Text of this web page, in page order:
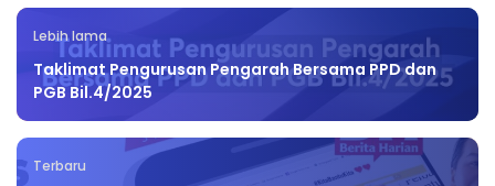
Lebih lama
Taklimat Pengurusan Pengarah Bersama PPD dan
PGB Bil.4/2025
Terbaru